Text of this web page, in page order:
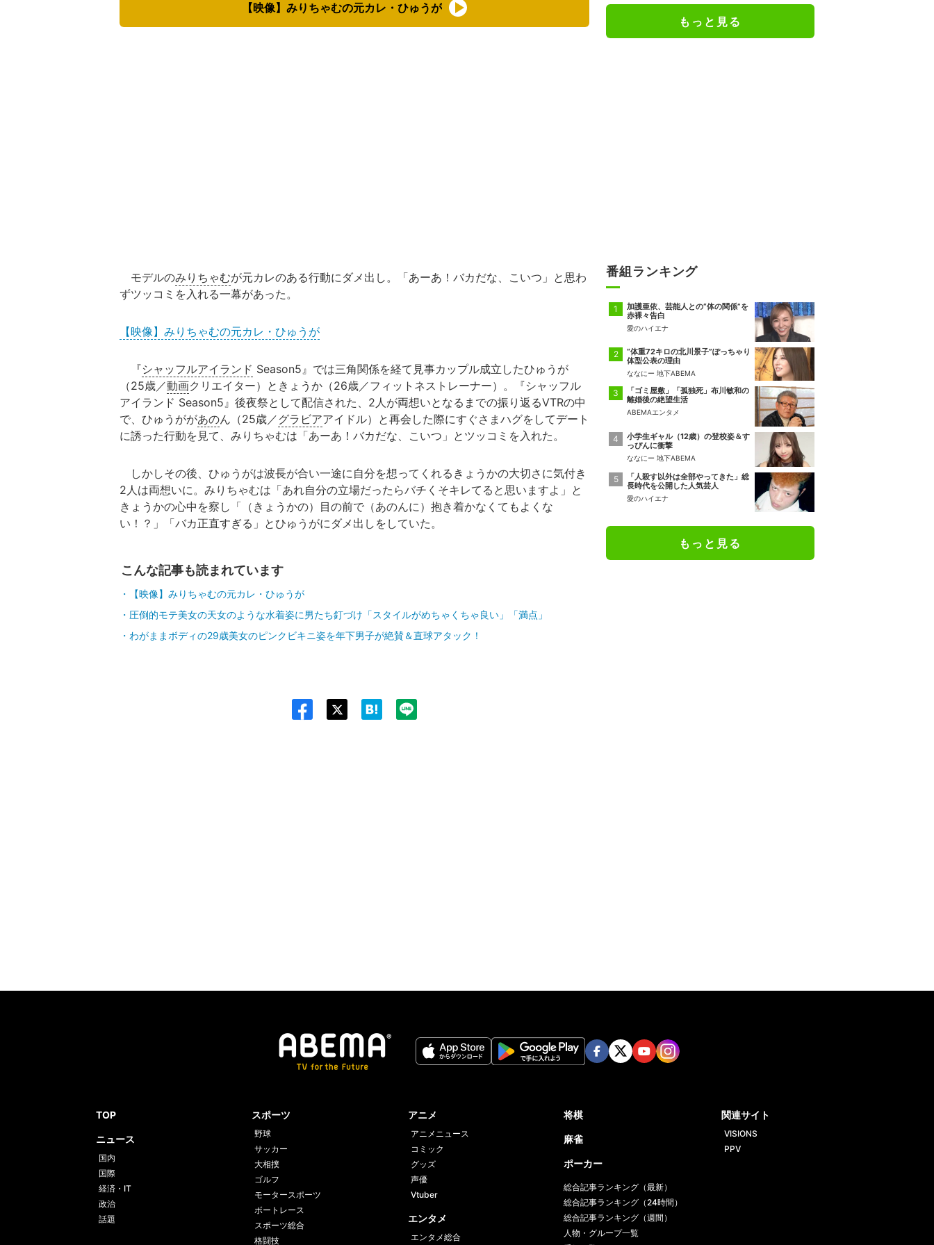
【映像】みりちゃむの元カレ・ひゅうが
モデルのみりちゃむが元カレのある行動にダメ出し。「あーあ！バカだな、こいつ」と思わ
ずツッコミを入れる一幕があった。
【映像】みりちゃむの元カレ・ひゅうが
『シャッフルアイランド Season5』では三角関係を経て見事カップル成立したひゅうが
（25歳／動画クリエイター）ときょうか（26歳／フィットネストレーナー）。『シャッフル
アイランド Season5』後夜祭として配信された、2人が両想いとなるまでの振り返るVTRの中
で、ひゅうががあのん（25歳／グラビアアイドル）と再会した際にすぐさまハグをしてデート
に誘った行動を見て、みりちゃむは「あーあ！バカだな、こいつ」とツッコミを入れた。
しかしその後、ひゅうがは波長が合い一途に自分を想ってくれるきょうかの大切さに気付き
2人は両想いに。みりちゃむは「あれ自分の立場だったらバチくそキレてると思いますよ」と
きょうかの心中を察し「（きょうかの）目の前で（あのんに）抱き着かなくてもよくな
い！？」「バカ正直すぎる」とひゅうがにダメ出しをしていた。
こんな記事も読まれています
【映像】みりちゃむの元カレ・ひゅうが
圧倒的モテ美女の天女のような水着姿に男たち釘づけ「スタイルがめちゃくちゃ良い」「満点」
わがままボディの29歳美女のピンクビキニ姿を年下男子が絶賛＆直球アタック！
もっと見る
番組ランキング
加護亜依、芸能人との“体の関係”を
赤裸々告白
愛のハイエナ
“体重72キロの北川景子”ぽっちゃり
体型公表の理由
ななにー 地下ABEMA
「ゴミ屋敷」「孤独死」布川敏和の
離婚後の絶望生活
ABEMAエンタメ
小学生ギャル（12歳）の登校姿＆す
っぴんに衝撃
ななにー 地下ABEMA
「人殺す以外は全部やってきた」総
長時代を公開した人気芸人
愛のハイエナ
もっと見る
TOP
ニュース
国内
国際
経済・IT
政治
話題
スポーツ
野球
サッカー
大相撲
ゴルフ
モータースポーツ
ボートレース
スポーツ総合
格闘技
アニメ
アニメニュース
コミック
グッズ
声優
Vtuber
エンタメ
エンタメ総合
将棋
麻雀
ポーカー
総合記事ランキング（最新）
総合記事ランキング（24時間）
総合記事ランキング（週間）
人物・グループ一覧
関連サイト
VISIONS
PPV